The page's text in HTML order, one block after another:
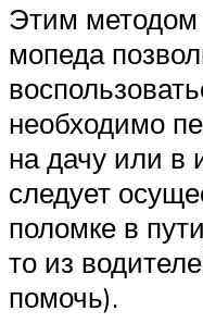
Этим методом
мопеда
необходимо
на дачу или в
следует
поломке в
то из
помочь).